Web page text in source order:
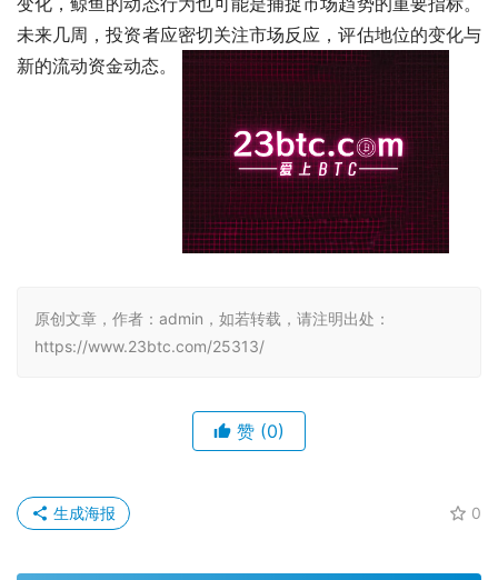
未来几周，投资者应密切关注市场反应，评估地位的变化与
新的流动资金动态。
原创文章，作者：admin，如若转载，请注明出处：
https://www.23btc.com/25313/
赞 (0)
0
生成海报